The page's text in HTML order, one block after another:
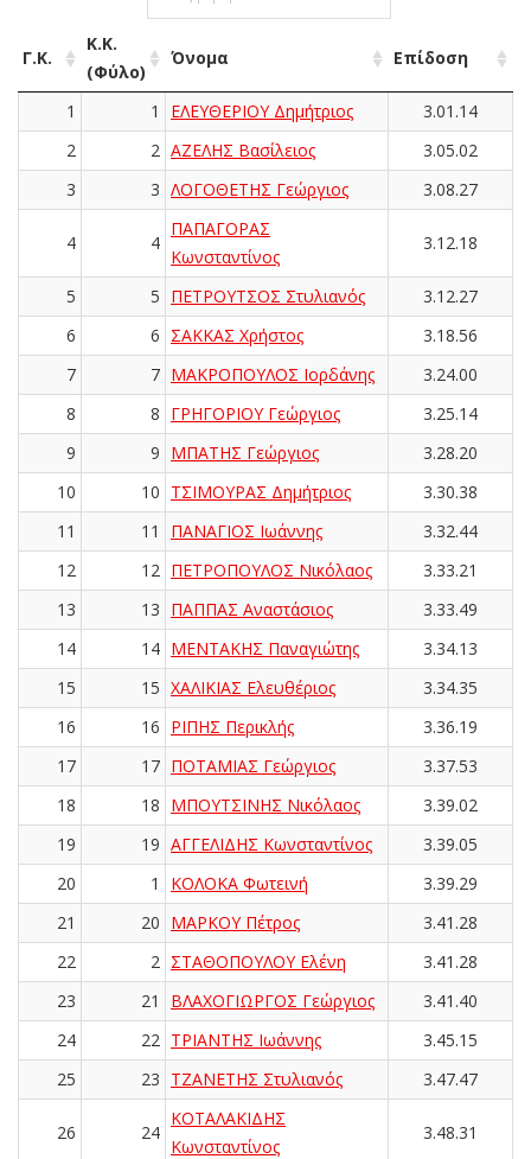
Γ.Κ.
Κ.Κ.
(Φύλο)
Όνομα Επίδοση
1 1 ΕΛΕΥΘΕΡΙΟΥ Δημήτριος
3.01.14
2
2 ΑΖΕΛΗΣ Βασίλειος
3.05.02
3
3 ΛΟΓΟΘΕΤΗΣ Γεώργιος 3.08.27
4 4
ΠΑΠΑΓΟΡΑΣ
Κωνσταντίνος
3.12.18
5 5 ΠΕΤΡΟΥΤΣΟΣ Στυλιανός
3.12.27
6
6 ΣΑΚΚΑΣ Χρήστος
3.18.56
7
7 ΜΑΚΡΟΠΟΥΛΟΣ Ιορδάνης
3.24.00
8
8 ΓΡΗΓΟΡΙΟΥ Γεώργιος
3.25.14
9
9 ΜΠΑΤΗΣ Γεώργιος
3.28.20
10
10 ΤΣΙΜΟΥΡΑΣ Δημήτριος
3.30.38
11
11 ΠΑΝΑΓΙΟΣ Ιωάννης
3.32.44
12
12 ΠΕΤΡΟΠΟΥΛΟΣ Νικόλαος
3.33.21
13
13 ΠΑΠΠΑΣ Αναστάσιος
3.33.49
14
14 ΜΕΝΤΑΚΗΣ Παναγιώτης
3.34.13
15
15 ΧΑΛΙΚΙΑΣ Ελευθέριος
3.34.35
16
16 ΡΙΠΗΣ Περικλής
3.36.19
17
17 ΠΟΤΑΜΙΑΣ Γεώργιος
3.37.53
18
18 ΜΠΟΥΤΣΙΝΗΣ Νικόλαος
3.39.02
19
19 ΑΓΓΕΛΙΔΗΣ Κωνσταντίνος
3.39.05
20
1 ΚΟΛΟΚΑ Φωτεινή
3.39.29
21
20 ΜΑΡΚΟΥ Πέτρος
3.41.28
22
2 ΣΤΑΘΟΠΟΥΛΟΥ Ελένη
3.41.28
23
21 ΒΛΑΧΟΓΙΩΡΓΟΣ Γεώργιος
3.41.40
24
22 ΤΡΙΑΝΤΗΣ Ιωάννης
3.45.15
25
23 ΤΖΑΝΕΤΗΣ Στυλιανός 3.47.47
26 24
ΚΟΤΑΛΑΚΙΔΗΣ
Κωνσταντίνος
3.48.31